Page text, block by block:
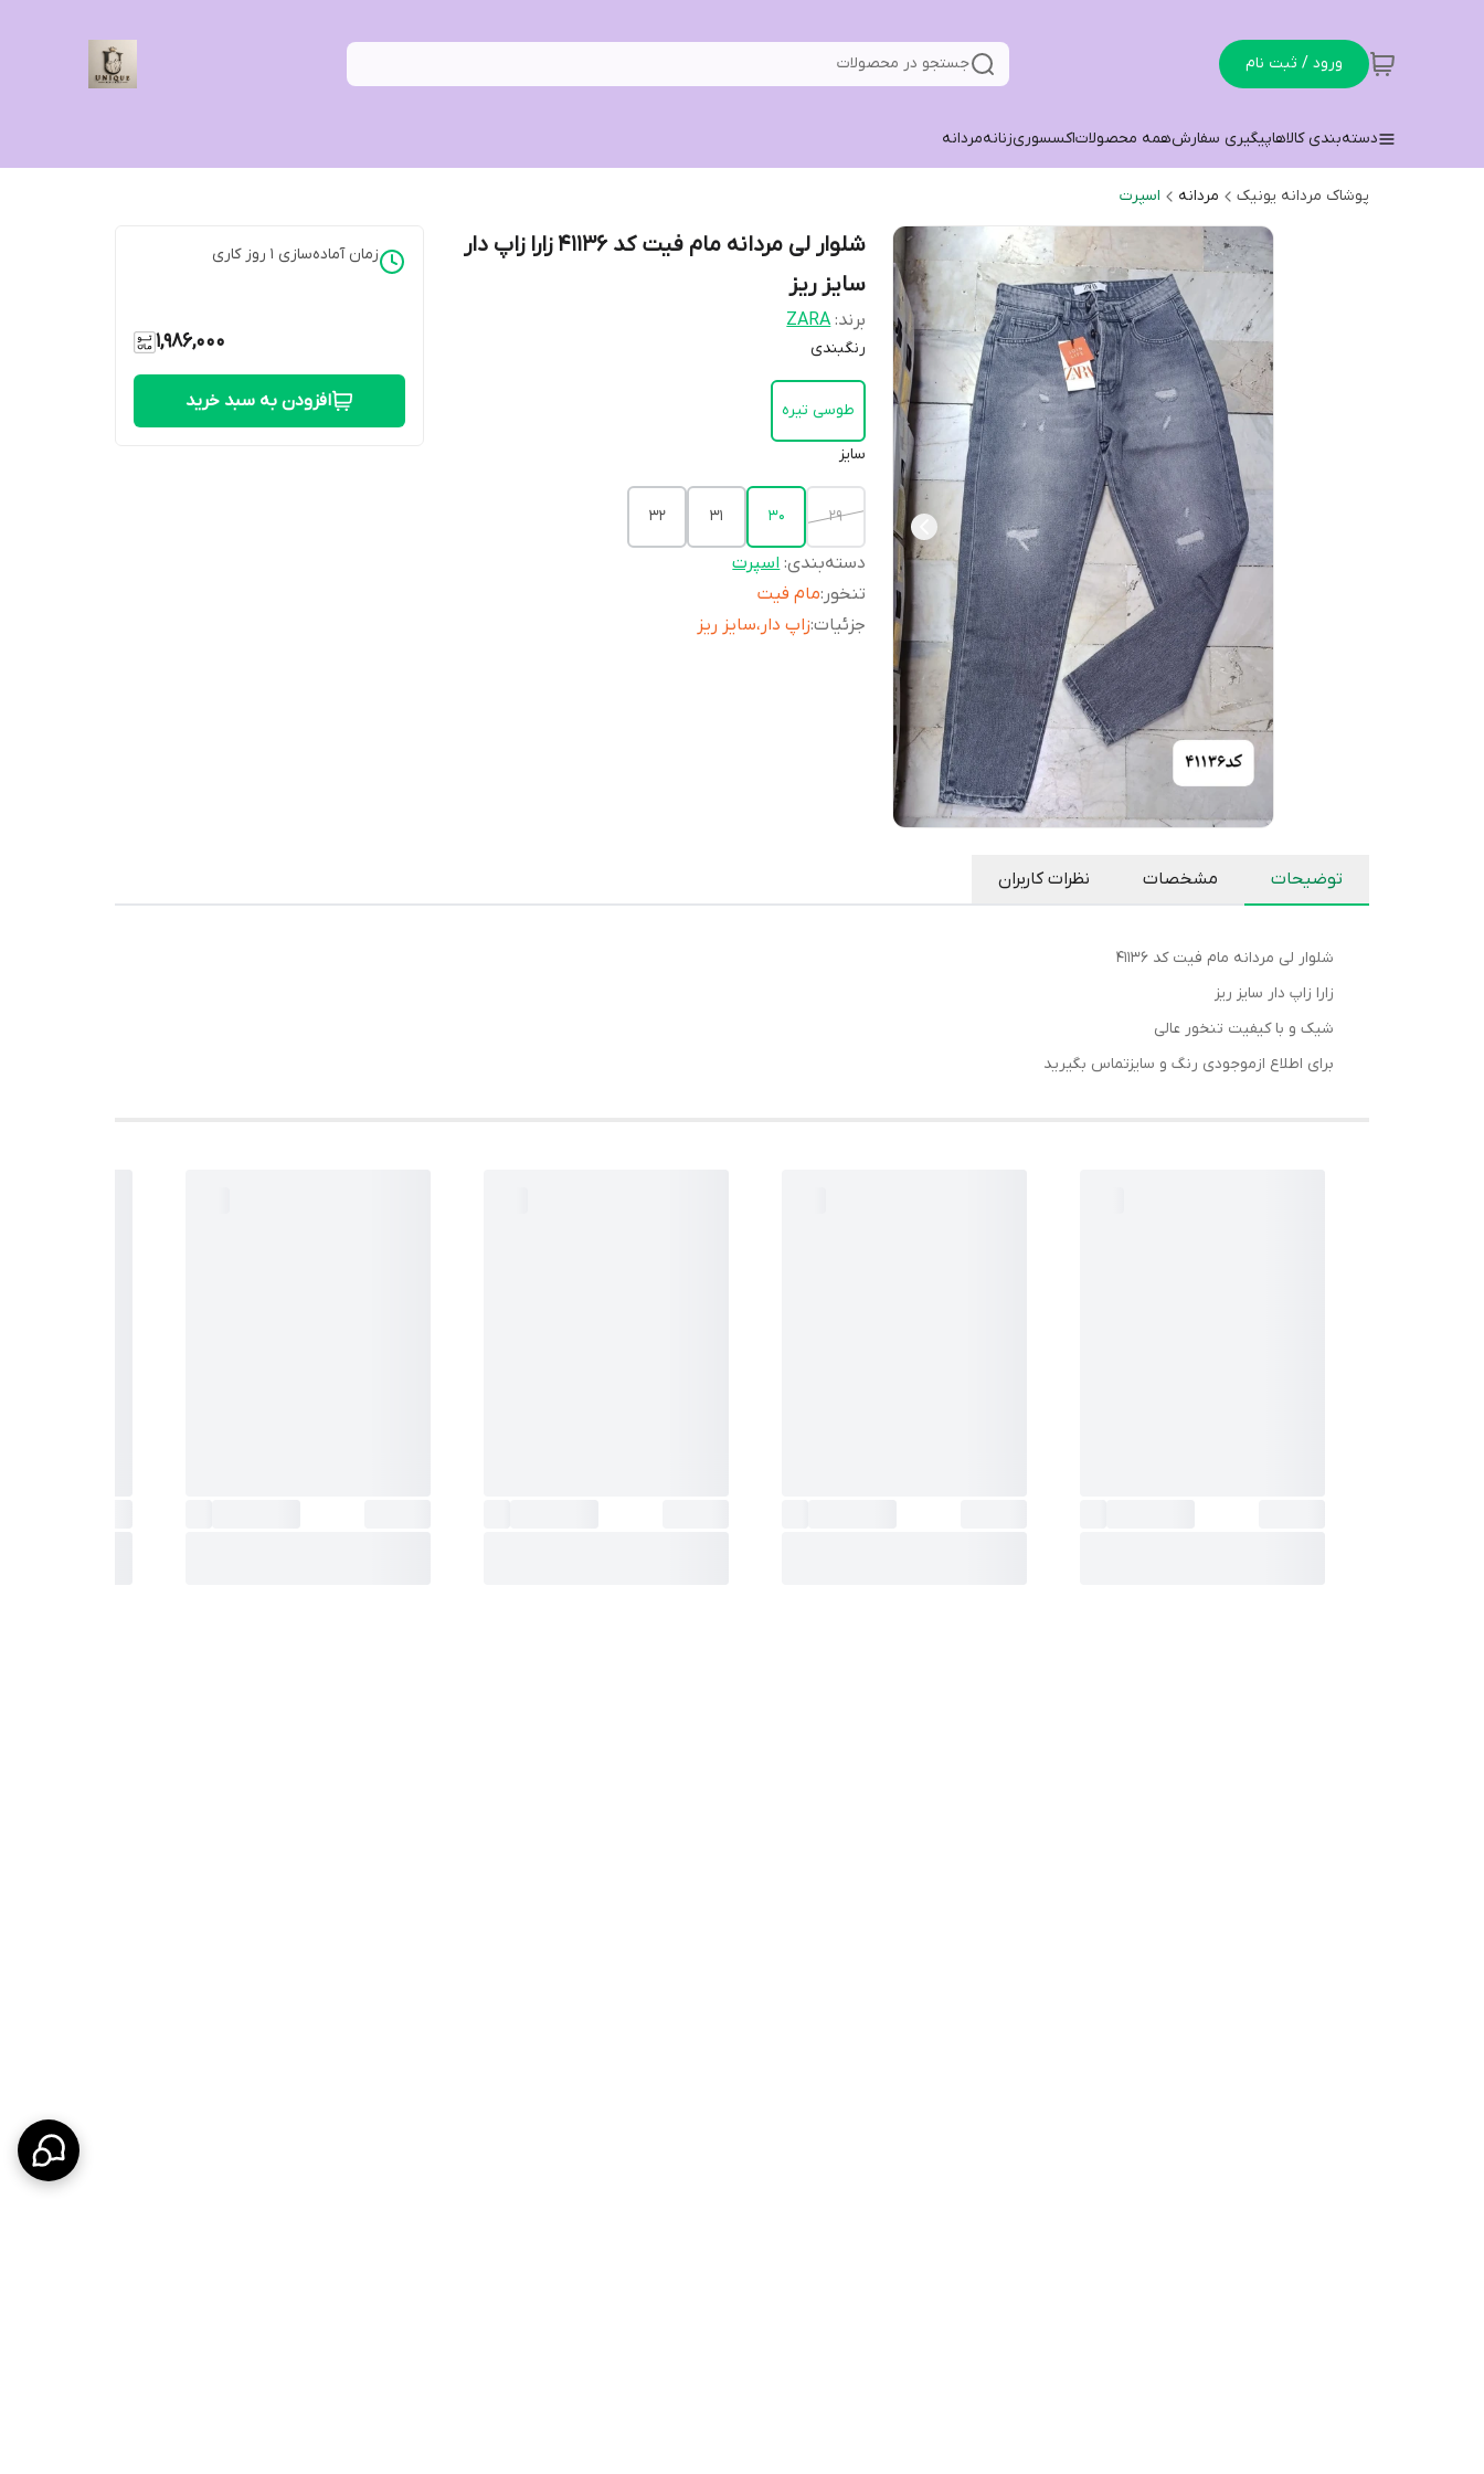
ورود / ثبت نام جستجو در محصولات
دسته‌بندی کالاهاپیگیری سفارشهمه محصولاتاکسسوریزنانهمردانه
پوشاک مردانه یونیک مردانه اسپرت
شلوار لی مردانه مام فیت کد 41136 زارا زاپ دار
سایز ریز
برند: ZARA
رنگبندی
طوسی تیره
سایز
29
30
31
32
دسته‌بندی:اسپرت
تنخور :مام فیت
جزئیات:زاپ دار،سایز ریز
زمان آماده‌سازی 1 روز کاری
1,986,000
افزودن به سبد خرید
توضیحات مشخصات نظرات کاربران
شلوار لی مردانه مام فیت کد 41136
زارا زاپ دار سایز ریز
شیک و با کیفیت تنخور عالی
برای اطلاع ازموجودی رنگ و سایزتماس بگیرید